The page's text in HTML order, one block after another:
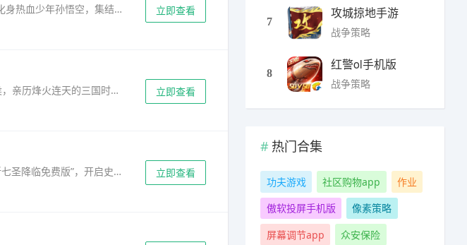
《少年悟空传》内购版/修改版，以经典西游神话为蓝本，重塑东方仙魔史诗。玩家将化身热血少年孙悟空，集结八戒、沙僧、白龙马等耳熟能详的仙魔角色，组建专属英雄阵容，运筹帷幄于回... 立即查看
《三国群英传：鸿鹄霸业》——正统三国策略手游，开启全新霸业征程！化身乱世诸侯，亲历烽火连天的三国时代。招募关羽、诸葛亮、曹操等经典名将，组建专属强军；搭配枪兵、弓兵、骑兵... 立即查看
《风云三国2》福利版，以经典三国为背景的高自由度卡牌策略手游，全新推出“20.1折七圣降临免费版”，开启史诗级福利征程！玩家将化身乱世枭雄，集结魏、蜀、吴三国内的传奇名将，更有... 立即查看
7
攻城掠地手游
战争策略
8
红警ol手机版
战争策略
热门合集
功夫游戏 社区购物app
作业
傲软投屏手机版
像素策略
屏幕调节app
众安保险